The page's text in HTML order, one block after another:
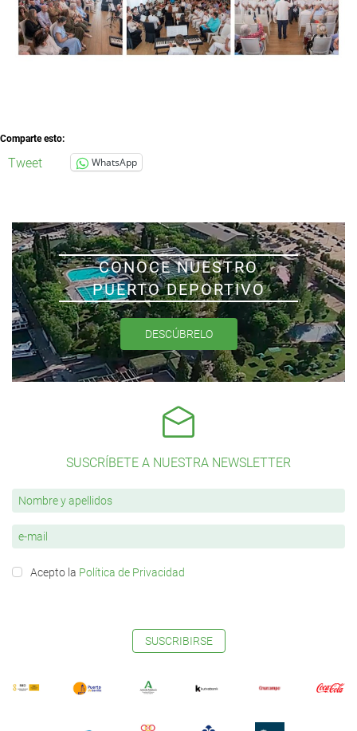
Comparte esto:
Tweet WhatsApp
CONOCE NUESTRO
PUERTO DEPORTIVO
DESCÚBRELO
SUSCRÍBETE A NUESTRA NEWSLETTER
Acepto la Política de Privacidad
SUSCRIBIRSE